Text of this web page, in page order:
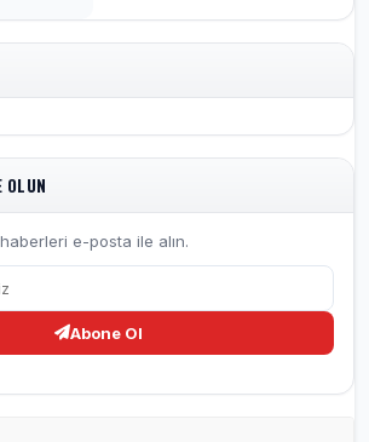
OLUN
e-posta ile alın.
Abone Ol